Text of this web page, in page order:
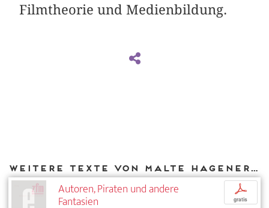
Filmtheorie und Medienbildung.
Weitere Texte von Malte Hagener bei DIAPHANES
Autoren, Piraten und andere
Fantasien
p
gratis